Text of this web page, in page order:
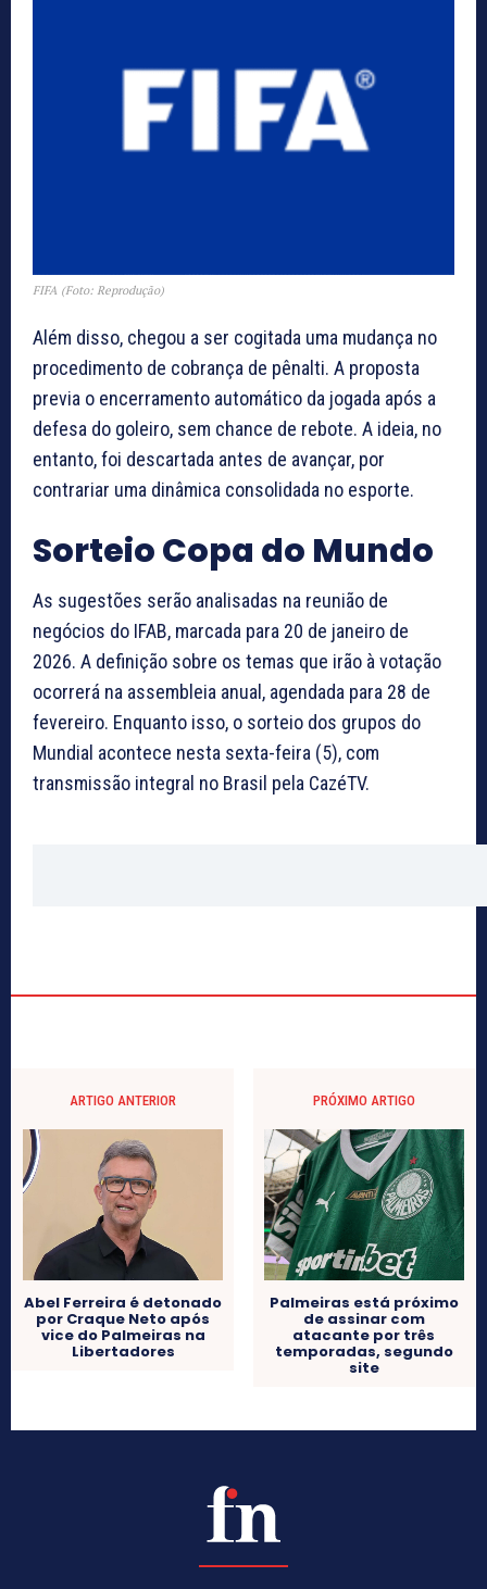
FIFA (Foto: Reprodução)
Além disso, chegou a ser cogitada uma mudança no
procedimento de cobrança de pênalti. A proposta
previa o encerramento automático da jogada após a
defesa do goleiro, sem chance de rebote. A ideia, no
entanto, foi descartada antes de avançar, por
contrariar uma dinâmica consolidada no esporte.
Sorteio Copa do Mundo
As sugestões serão analisadas na reunião de
negócios do IFAB, marcada para 20 de janeiro de
2026. A definição sobre os temas que irão à votação
ocorrerá na assembleia anual, agendada para 28 de
fevereiro. Enquanto isso, o sorteio dos grupos do
Mundial acontece nesta sexta-feira (5), com
transmissão integral no Brasil pela CazéTV.
ARTIGO ANTERIOR
Abel Ferreira é detonado
por Craque Neto após
vice do Palmeiras na
Libertadores
PRÓXIMO ARTIGO
Palmeiras está próximo
de assinar com
atacante por três
temporadas, segundo
site